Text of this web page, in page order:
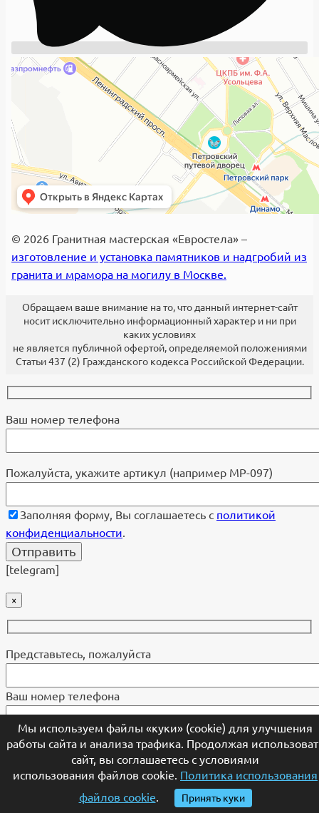
© 2026 Гранитная мастерская «Евростела» –
изготовление и установка памятников и надгробий из
гранита и мрамора на могилу в Москве.
Обращаем ваше внимание на то, что данный интернет-сайт
носит исключительно информационный характер и ни при
каких условиях
не является публичной офертой, определяемой положениями
Статьи 437 (2) Гражданского кодекса Российской Федерации.
Мы используем файлы «куки» (cookie) для улучшения
работы сайта и анализа трафика. Продолжая
сайт, вы соглашаетесь с условиями
использования файлов cookie. Политика использования
файлов cookie. Принять куки
Ваш номер телефона
Пожалуйста, укажите артикул (например МР-097)
Заполняя форму, Вы соглашаетесь с политикой
конфиденциальности.
[telegram]
×
Представьтесь, пожалуйста
Ваш номер телефона
Отправить эскиз, проект или рисунок (5MB limit) (jpg,
png, gif, jpeg, pdf, docx):
Заполняя форму, Вы соглашаетесь сполитикой